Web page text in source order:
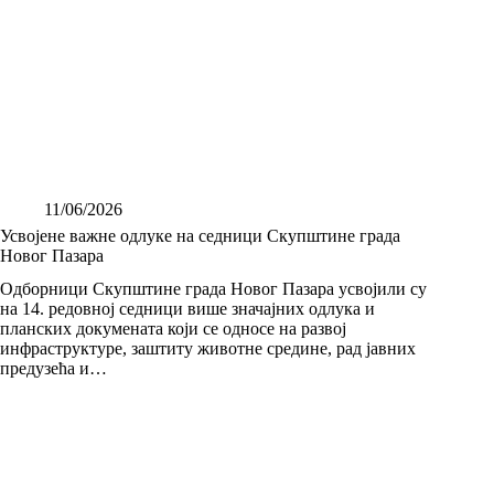
11/06/2026
Усвојене важне одлуке на седници Скупштине града
Новог Пазара
Одборници Скупштине града Новог Пазара усвојили су
на 14. редовној седници више значајних одлука и
планских докумената који се односе на развој
инфраструктуре, заштиту животне средине, рад јавних
предузећа и…